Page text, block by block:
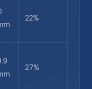
22%
27%